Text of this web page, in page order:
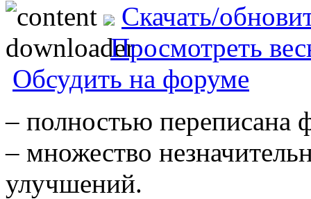
Скачать/
Просмотреть
Обсудить на форуме
– полностью переписана
– множество
улучшений.